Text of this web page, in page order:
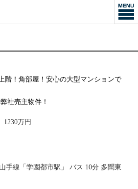
階！角部屋！安心の大型マンションで
社売主物件！
1230万円
線「学園都市駅」 バス 10分 多聞東